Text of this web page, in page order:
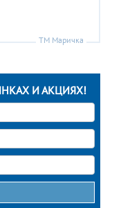
ТМ Маричка
И АКЦИЯХ!